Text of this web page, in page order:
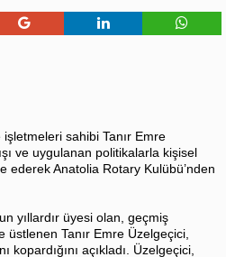
sahibi Tanır Emre
ve uygulanan politikalarla kişisel
ederek Anatolia Rotary Kulübü’nden
yıllardır üyesi olan, geçmiş
üstlenen Tanır Emre Üzelgeçici,
kopardığını açıkladı. Üzelgeçici,